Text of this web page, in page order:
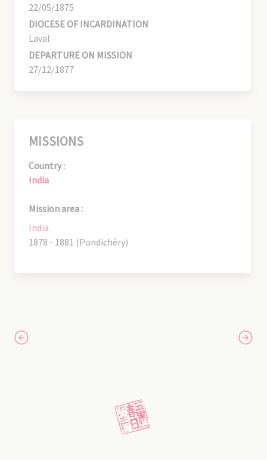
22/05/1875
DIOCESE OF INCARDINATION
Laval
DEPARTURE ON MISSION
27/12/1877
MISSIONS
Country :
India
Mission area :
India
1878 - 1881 (Pondichéry)